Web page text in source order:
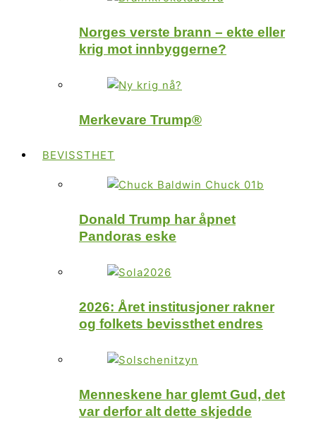
Norges verste brann – ekte eller
krig mot innbyggerne?
Merkevare Trump®
BEVISSTHET
Donald Trump har åpnet
Pandoras eske
2026: Året institusjoner rakner
og folkets bevissthet endres
Menneskene har glemt Gud, det
var derfor alt dette skjedde